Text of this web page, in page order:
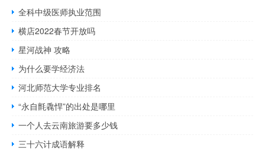
全科中级医师执业范围
横店2022春节开放吗
星河战神 攻略
为什么要学经济法
河北师范大学专业排名
“永自氈毳悍”的出处是哪里
一个人去云南旅游要多少钱
三十六计成语解释